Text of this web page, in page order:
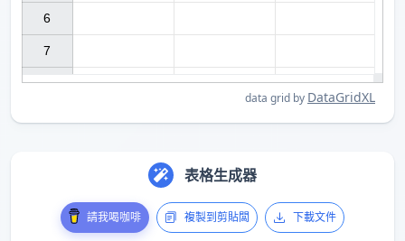
6
7
data grid by DataGridXL
表格生成器
請我喝咖啡 複製到剪貼闆 下載文件
第1、第2...個標題字段，也可冩作 {hA} {hB} ...
字符串方法
當前行的第1、第2...個字段，也可冩作 {$A} {$B} ...
字符串方法